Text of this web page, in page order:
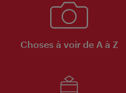
Choses à voir de A à Z